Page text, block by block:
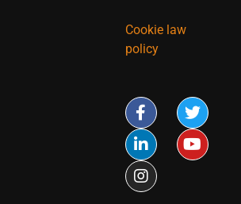
Cookie law
policy